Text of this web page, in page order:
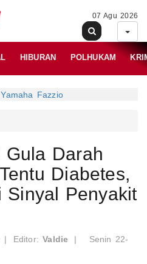
07 Agu 2026
HIBURAN POLHUKAM
Darah
Diabetes,
Sinyal Penyakit
| Editor:Valdie |
Senin 22-